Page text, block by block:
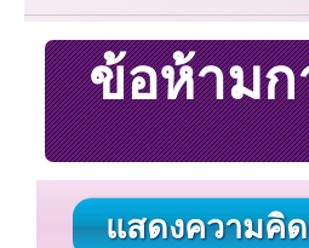
ข้อห้ามก
แสดงความคิ